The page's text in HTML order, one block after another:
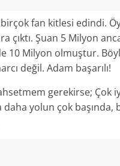
fan kitlesi edindi.
çıktı. Şuan 5 Milyon
10 Milyon olmuştur.
değil. Adam başarılı!
gerekirse; Çok
yolun çok başında,